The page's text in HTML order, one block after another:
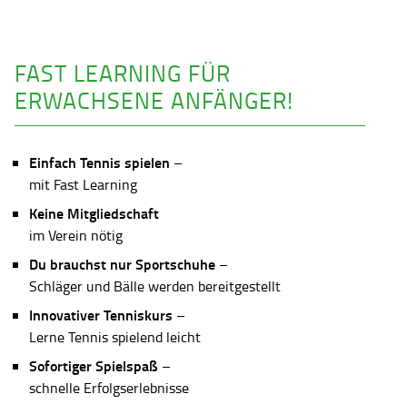
FAST LEARNING FÜR
ERWACHSENE ANFÄNGER!
Einfach Tennis spielen –
mit Fast Learning
Keine Mitgliedschaft
im Verein nötig
Du brauchst nur Sportschuhe –
Schläger und Bälle werden bereitgestellt
Innovativer Tenniskurs –
Lerne Tennis spielend leicht
Sofortiger Spielspaß –
schnelle Erfolgserlebnisse